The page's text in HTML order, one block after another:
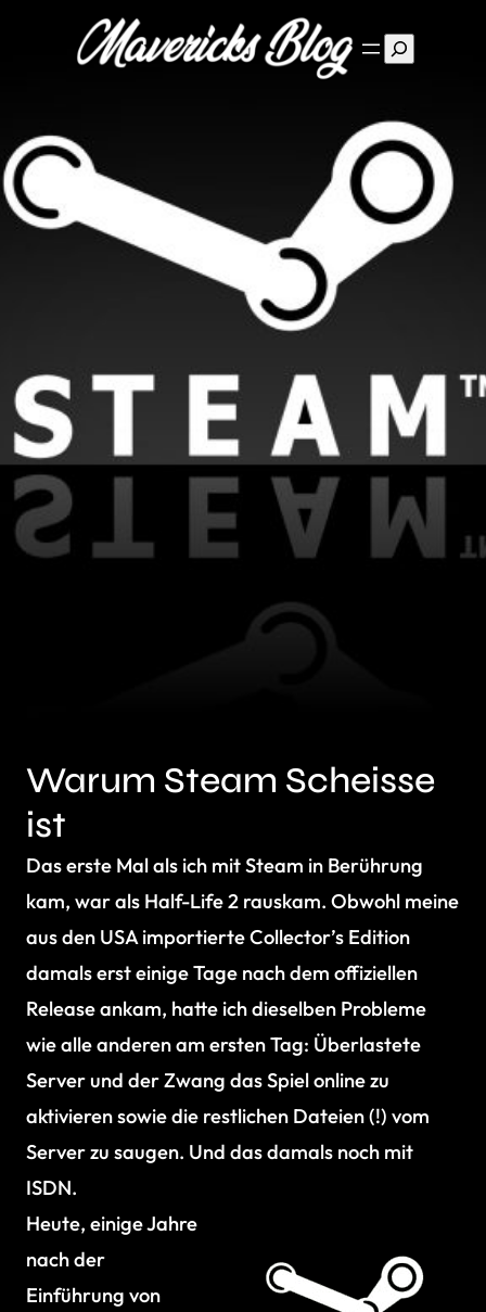
Suchen
Warum Steam Scheisse
ist
Das erste Mal als ich mit Steam in Berührung
kam, war als Half-Life 2 rauskam. Obwohl meine
aus den USA importierte Collector’s Edition
damals erst einige Tage nach dem offiziellen
Release ankam, hatte ich dieselben Probleme
wie alle anderen am ersten Tag: Überlastete
Server und der Zwang das Spiel online zu
aktivieren sowie die restlichen Dateien (!) vom
Server zu saugen. Und das damals noch mit
ISDN.
Heute, einige Jahre
nach der
Einführung von